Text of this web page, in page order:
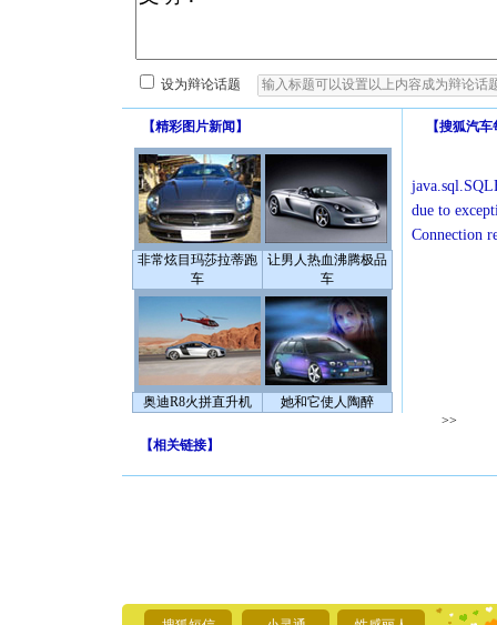
设为辩论话题
【精彩图片新闻 】
非常炫目玛莎拉蒂跑
车
让男人热血沸腾极品
车
奥迪R8火拼直升机 她和它使人陶醉
【搜狐汽车
due to
Connection
>>
【相关链接】
[圣诞节]